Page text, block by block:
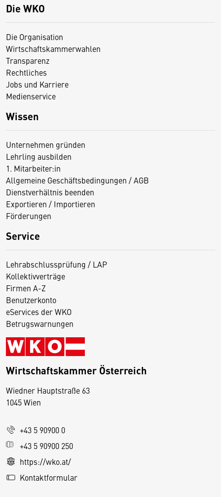
Die WKO
Die Organisation
Wirtschaftskammerwahlen
Transparenz
Rechtliches
Jobs und Karriere
Medienservice
Wissen
Unternehmen gründen
Lehrling ausbilden
1. Mitarbeiter:in
Allgemeine Geschäftsbedingungen / AGB
Dienstverhältnis beenden
Exportieren / Importieren
Förderungen
Service
Lehrabschlussprüfung / LAP
Kollektivverträge
Firmen A-Z
Benutzerkonto
eServices der WKO
Betrugswarnungen
Wirtschaftskammer Österreich
Wiedner Hauptstraße 63
1045 Wien
+43 5 90900 0
+43 5 90900 250
https://wko.at/
Kontaktformular
D
s
e
S
e